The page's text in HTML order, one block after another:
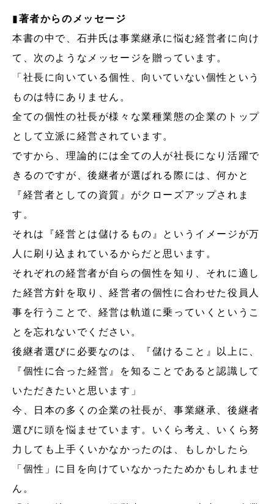
▮著者からのメッセージ
本書の中で、石井氏は事業継承に悩む経営者に向け
て、次のようなメッセージを贈っています。
「社長に向いている個性、向いていない個性という
ものは特にありません。
全ての個性の社長が様々な業種業態の企業のトップ
として立派に経営されています。
ですから、理論的には全ての人が社長になり活躍で
きるのですが、後継者が選ばれる際には、何かと
『経営者としての資質』がクローズアップされま
す。
それは『経営とは儲けるもの』というイメージが万
人に刷り込まれているからだと思います。
それぞれの経営者が自らの個性を知り、それに適し
た経営方針を取り、経営者の個性に合わせた役員人
事を行うことで、経営は軌道に乗っていくというこ
とを忘れないでください。
後継者選びに必要なのは、『儲けること』以上に、
『個性に合った経営』を知ることであると認識して
いただきたいと思います」
今、日本の多くの企業の社長が、事業継承、後継者
選びに頭を悩ませています。いくら考え、いくら努
力しても上手くいかなかったのは、もしかしたら
「個性」に目を向けていなかったためかもしれませ
ん。